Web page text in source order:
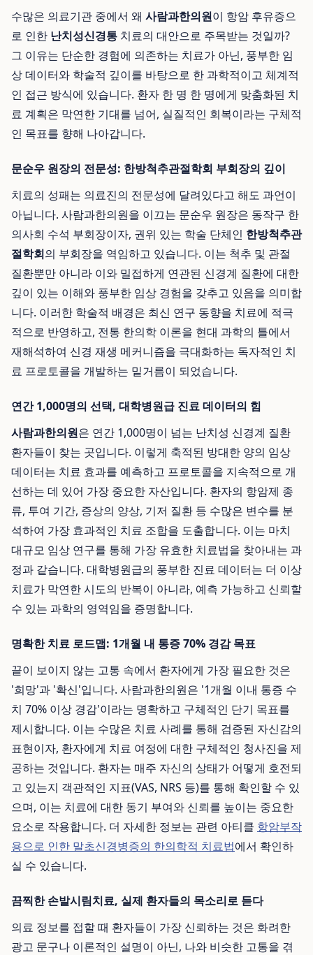
수많은 의료기관 중에서 왜 사람과한의원이 항암 후유증으
로 인한 난치성신경통 치료의 대안으로 주목받는 것일까?
그 이유는 단순한 경험에 의존하는 치료가 아닌, 풍부한 임
상 데이터와 학술적 깊이를 바탕으로 한 과학적이고 체계적
인 접근 방식에 있습니다. 환자 한 명 한 명에게 맞춤화된 치
료 계획은 막연한 기대를 넘어, 실질적인 회복이라는 구체적
인 목표를 향해 나아갑니다.
문순우 원장의 전문성: 한방척추관절학회 부회장의 깊이
치료의 성패는 의료진의 전문성에 달려있다고 해도 과언이
아닙니다. 사람과한의원을 이끄는 문순우 원장은 동작구 한
의사회 수석 부회장이자, 권위 있는 학술 단체인 한방척추관
절학회의 부회장을 역임하고 있습니다. 이는 척추 및 관절
질환뿐만 아니라 이와 밀접하게 연관된 신경계 질환에 대한
깊이 있는 이해와 풍부한 임상 경험을 갖추고 있음을 의미합
니다. 이러한 학술적 배경은 최신 연구 동향을 치료에 적극
적으로 반영하고, 전통 한의학 이론을 현대 과학의 틀에서
재해석하여 신경 재생 메커니즘을 극대화하는 독자적인 치
료 프로토콜을 개발하는 밑거름이 되었습니다.
연간 1,000명의 선택, 대학병원급 진료 데이터의 힘
사람과한의원은 연간 1,000명이 넘는 난치성 신경계 질환
환자들이 찾는 곳입니다. 이렇게 축적된 방대한 양의 임상
데이터는 치료 효과를 예측하고 프로토콜을 지속적으로 개
선하는 데 있어 가장 중요한 자산입니다. 환자의 항암제 종
류, 투여 기간, 증상의 양상, 기저 질환 등 수많은 변수를 분
석하여 가장 효과적인 치료 조합을 도출합니다. 이는 마치
대규모 임상 연구를 통해 가장 유효한 치료법을 찾아내는 과
정과 같습니다. 대학병원급의 풍부한 진료 데이터는 더 이상
치료가 막연한 시도의 반복이 아니라, 예측 가능하고 신뢰할
수 있는 과학의 영역임을 증명합니다.
명확한 치료 로드맵: 1개월 내 통증 70% 경감 목표
끝이 보이지 않는 고통 속에서 환자에게 가장 필요한 것은
'희망'과 '확신'입니다. 사람과한의원은 '1개월 이내 통증 수
치 70% 이상 경감'이라는 명확하고 구체적인 단기 목표를
제시합니다. 이는 수많은 치료 사례를 통해 검증된 자신감의
표현이자, 환자에게 치료 여정에 대한 구체적인 청사진을 제
공하는 것입니다. 환자는 매주 자신의 상태가 어떻게 호전되
고 있는지 객관적인 지표(VAS, NRS 등)를 통해 확인할 수 있
으며, 이는 치료에 대한 동기 부여와 신뢰를 높이는 중요한
요소로 작용합니다. 더 자세한 정보는 관련 아티클 항암부작
용으로 인한 말초신경병증의 한의학적 치료법에서 확인하
실 수 있습니다.
끔찍한 손발시림치료, 실제 환자들의 목소리로 듣다
의료 정보를 접할 때 환자들이 가장 신뢰하는 것은 화려한
광고 문구나 이론적인 설명이 아닌, 나와 비슷한 고통을 겪